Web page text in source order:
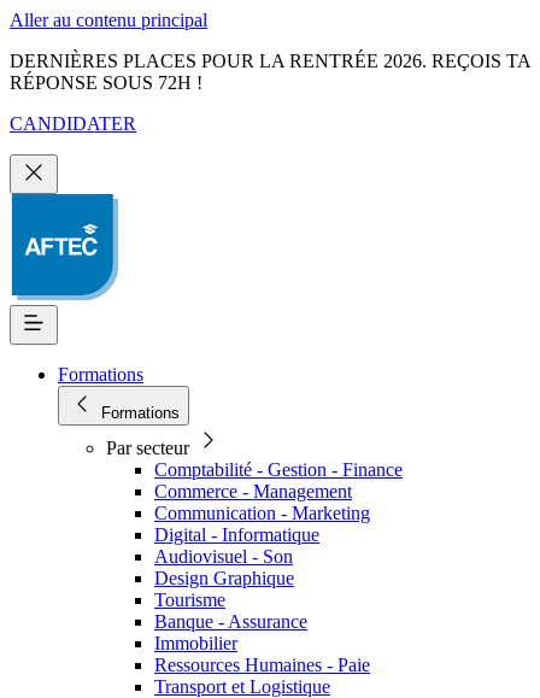
Aller au contenu principal
DERNIÈRES PLACES POUR LA RENTRÉE 2026. REÇOIS TA
RÉPONSE SOUS 72H !
CANDIDATER
Formations
Formations
Par secteur
Comptabilité - Gestion - Finance
Commerce - Management
Communication - Marketing
Digital - Informatique
Audiovisuel - Son
Design Graphique
Tourisme
Banque - Assurance
Immobilier
Ressources Humaines - Paie
Transport et Logistique